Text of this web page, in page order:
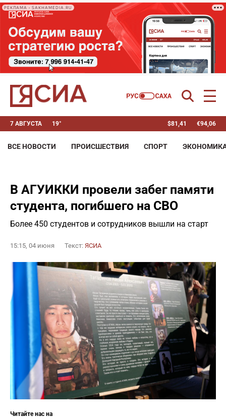
РЕКЛАМА • SAKHAMEDIA.RU
7 АВГУСТА 19° $81,41 €94,06
ВСЕ НОВОСТИ ПРОИСШЕСТВИЯ СПОРТ
В АГУИККИ провели забег памяти
студента, погибшего на СВО
Более 450 студентов и сотрудников вышли на старт
15:15, 04 июня Текст: ЯСИА
Читайте нас на